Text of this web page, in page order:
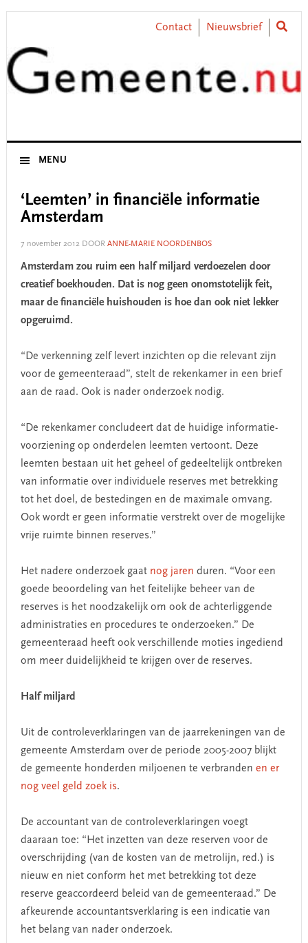
Skip
primary
navigation
Skip
content
Skip
primary
sidebar
Skip
footer
Contact Nieuwsbrief
MENU
‘Leemten’ in financiële informatie
Amsterdam
7 november 2012DOOR ANNE-MARIE NOORDENBOS
Amsterdam zou ruim een half miljard verdoezelen door
creatief boekhouden. Dat is nog geen onomstotelijk feit,
maar de financiële huishouden is hoe dan ook niet lekker
opgeruimd.
“De verkenning zelf levert inzichten op die relevant zijn
voor de gemeenteraad”, stelt de rekenkamer in een brief
aan de raad. Ook is nader onderzoek nodig.
“De rekenkamer concludeert dat de huidige informatie­
voorziening op onderdelen leemten vertoont. Deze
leemten bestaan uit het geheel of gedeeltelijk ontbreken
van informatie over individuele reserves met betrekking
tot het doel, de bestedingen en de maximale omvang.
Ook wordt er geen informatie verstrekt over de mogelijke
vrije ruimte binnen reserves.”
Het nadere onderzoek gaat nog jaren duren. “Voor een
goede beoordeling van het feitelijke beheer van de
reserves is het noodzakelijk om ook de achterliggende
administraties en procedures te onderzoeken.” De
gemeenteraad heeft ook verschillende moties ingediend
om meer duidelijkheid te krijgen over de reserves.
Half miljard
Uit de controleverklaringen van de jaarrekeningen van de
gemeente Amsterdam over de periode 2005-2007 blijkt
de gemeente honderden miljoenen te verbranden en er
nog veel geld zoek is.
De accountant van de controleverklaringen voegt
daaraan toe: “Het inzetten van deze reserven voor de
overschrijding (van de kosten van de metrolijn, red.) is
nieuw en niet conform het met betrekking tot deze
reserve geaccordeerd beleid van de gemeenteraad.” De
afkeurende accountantsverklaring is een indicatie van
het belang van nader onderzoek.